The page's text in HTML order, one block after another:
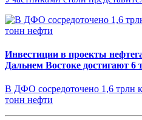
Инвестиции в проекты
Дальнем Востоке достигают 6
В ДФО сосредоточено 1,6 трлн
тонн нефти